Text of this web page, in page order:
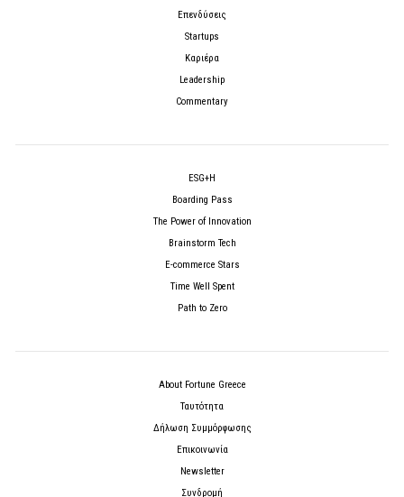
Επενδύσεις
Startups
Καριέρα
Leadership
Commentary
ESG+H
Boarding Pass
The Power of Innovation
Brainstorm Tech
E-commerce Stars
Time Well Spent
Path to Zero
About Fortune Greece
Ταυτότητα
Δήλωση Συμμόρφωσης
Επικοινωνία
Newsletter
Συνδρομή